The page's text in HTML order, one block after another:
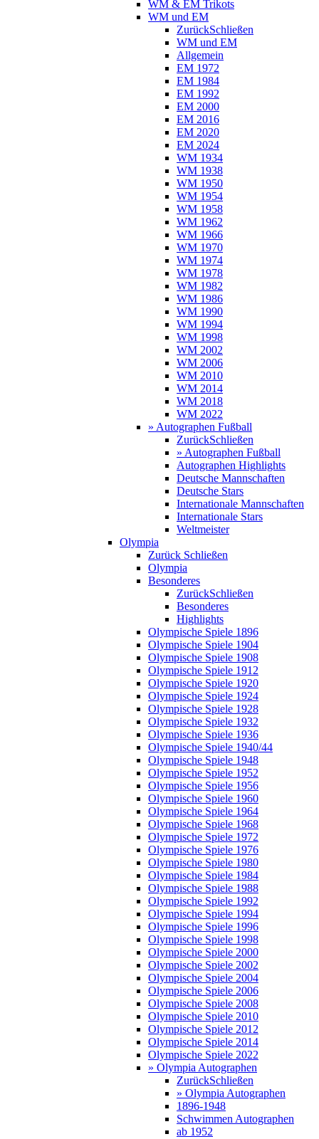
WM & EM Trikots
WM und EM
ZurückSchließen
WM und EM
Allgemein
EM 1972
EM 1984
EM 1992
EM 2000
EM 2016
EM 2020
EM 2024
WM 1934
WM 1938
WM 1950
WM 1954
WM 1958
WM 1962
WM 1966
WM 1970
WM 1974
WM 1978
WM 1982
WM 1986
WM 1990
WM 1994
WM 1998
WM 2002
WM 2006
WM 2010
WM 2014
WM 2018
WM 2022
» Autographen Fußball
ZurückSchließen
» Autographen Fußball
Autographen Highlights
Deutsche Mannschaften
Deutsche Stars
Internationale Mannschaften
Internationale Stars
Weltmeister
Olympia
Zurück Schließen
Olympia
Besonderes
ZurückSchließen
Besonderes
Highlights
Olympische Spiele 1896
Olympische Spiele 1904
Olympische Spiele 1908
Olympische Spiele 1912
Olympische Spiele 1920
Olympische Spiele 1924
Olympische Spiele 1928
Olympische Spiele 1932
Olympische Spiele 1936
Olympische Spiele 1940/44
Olympische Spiele 1948
Olympische Spiele 1952
Olympische Spiele 1956
Olympische Spiele 1960
Olympische Spiele 1964
Olympische Spiele 1968
Olympische Spiele 1972
Olympische Spiele 1976
Olympische Spiele 1980
Olympische Spiele 1984
Olympische Spiele 1988
Olympische Spiele 1992
Olympische Spiele 1994
Olympische Spiele 1996
Olympische Spiele 1998
Olympische Spiele 2000
Olympische Spiele 2002
Olympische Spiele 2004
Olympische Spiele 2006
Olympische Spiele 2008
Olympische Spiele 2010
Olympische Spiele 2012
Olympische Spiele 2014
Olympische Spiele 2022
» Olympia Autographen
ZurückSchließen
» Olympia Autographen
1896-1948
Schwimmen Autographen
ab 1952